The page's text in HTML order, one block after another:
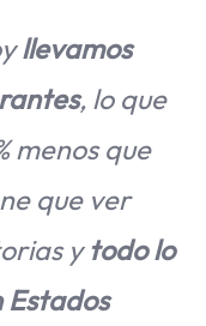
llevamos
, lo que
menos que
que ver
ytodo lo
Estados